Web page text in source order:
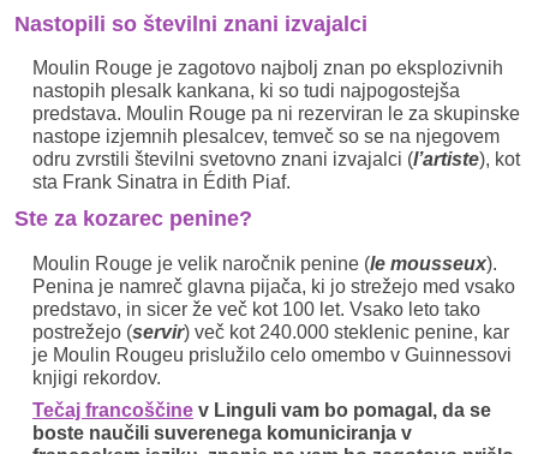
Nastopili so številni znani izvajalci
Moulin Rouge je zagotovo najbolj znan po eksplozivnih
nastopih plesalk kankana, ki so tudi najpogostejša
predstava. Moulin Rouge pa ni rezerviran le za skupinske
nastope izjemnih plesalcev, temveč so se na njegovem
odru zvrstili številni svetovno znani izvajalci (l’artiste), kot
sta Frank Sinatra in Édith Piaf.
Ste za kozarec penine?
Moulin Rouge je velik naročnik penine (le mousseux).
Penina je namreč glavna pijača, ki jo strežejo med vsako
predstavo, in sicer že več kot 100 let. Vsako leto tako
postrežejo (servir) več kot 240.000 steklenic penine, kar
je Moulin Rougeu prislužilo celo omembo v Guinnessovi
knjigi rekordov.
Tečaj francoščine v Linguli vam bo pomagal, da se
boste naučili suverenega komuniciranja v